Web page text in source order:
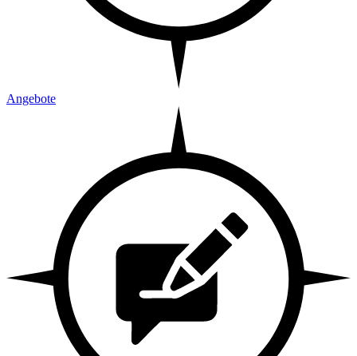
Angebote